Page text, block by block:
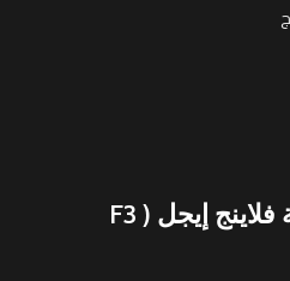
حذاء تزلج بعجلات ماركة فلاينج إيجل ( F3